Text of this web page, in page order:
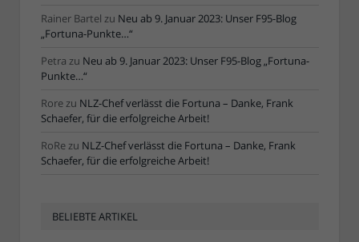
Rainer Bartel zu Neu ab 9. Januar 2023: Unser F95-Blog
„Fortuna-Punkte…“
Petra zu Neu ab 9. Januar 2023: Unser F95-Blog „Fortuna-
Punkte…“
Rorezu NLZ-Chef verlässt die Fortuna – Danke, Frank
Schaefer, für die erfolgreiche Arbeit!
RoRezu NLZ-Chef verlässt die Fortuna – Danke, Frank
Schaefer, für die erfolgreiche Arbeit!
BELIEBTE ARTIKEL